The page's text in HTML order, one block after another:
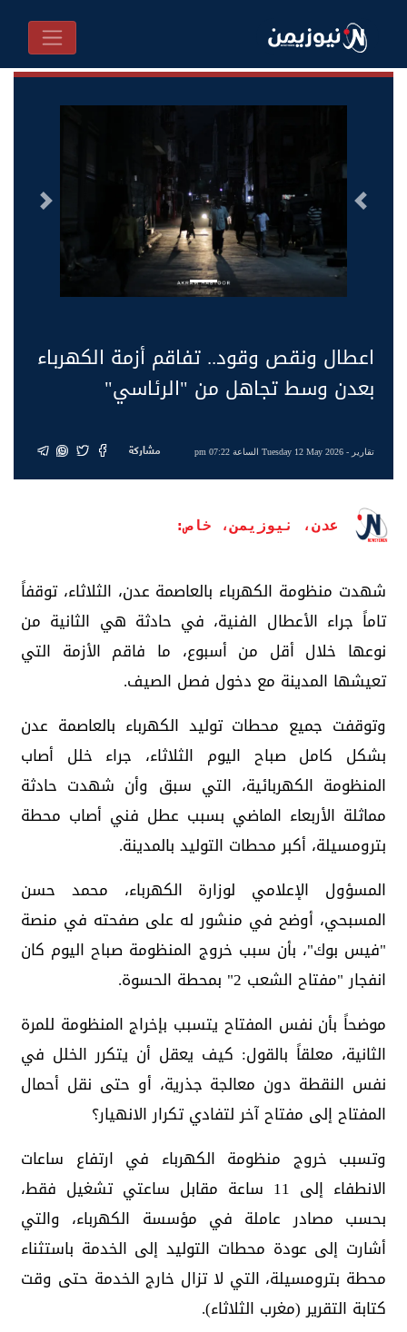
السابق التالى
اعطال ونقص وقود.. تفاقم أزمة الكهرباء
بعدن وسط تجاهل من "الرئاسي"
تقارير - Tuesday 12 May 2026 الساعة 07:22 pm مشاركة
عدن، نيوزيمن، خاص:
شهدت منظومة الكهرباء بالعاصمة عدن، الثلاثاء، توقفاً
تاماً جراء الأعطال الفنية، في حادثة هي الثانية من
نوعها خلال أقل من أسبوع، ما فاقم الأزمة التي
تعيشها المدينة مع دخول فصل الصيف.
وتوقفت جميع محطات توليد الكهرباء بالعاصمة عدن
بشكل كامل صباح اليوم الثلاثاء، جراء خلل أصاب
المنظومة الكهربائية، التي سبق وأن شهدت حادثة
مماثلة الأربعاء الماضي بسبب عطل فني أصاب محطة
بترومسيلة، أكبر محطات التوليد بالمدينة.
المسؤول الإعلامي لوزارة الكهرباء، محمد حسن
المسبحي، أوضح في منشور له على صفحته في منصة
"فيس بوك"، بأن سبب خروج المنظومة صباح اليوم كان
انفجار "مفتاح الشعب 2" بمحطة الحسوة.
موضحاً بأن نفس المفتاح يتسبب بإخراج المنظومة للمرة
الثانية، معلقاً بالقول: كيف يعقل أن يتكرر الخلل في
نفس النقطة دون معالجة جذرية، أو حتى نقل أحمال
المفتاح إلى مفتاح آخر لتفادي تكرار الانهيار؟
وتسبب خروج منظومة الكهرباء في ارتفاع ساعات
الانطفاء إلى 11 ساعة مقابل ساعتي تشغيل فقط،
بحسب مصادر عاملة في مؤسسة الكهرباء، والتي
أشارت إلى عودة محطات التوليد إلى الخدمة باستثناء
محطة بترومسيلة، التي لا تزال خارج الخدمة حتى وقت
كتابة التقرير (مغرب الثلاثاء).